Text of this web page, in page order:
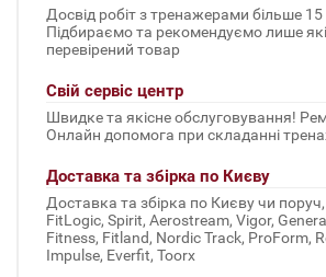
Досвід робіт з тренажерами більше 15
Підбираємо та рекомендуємо лише
перевірений товар
Свій сервіс центр
Швидке та якісне обслуговування!
Онлайн допомога при складанні
Доставка та збірка по Києву
Доставка та збірка по Києву чи
FitLogic, Spirit, Aerostream, Vigor,
Fitness, Fitland, Nordic Track, ProForm,
Impulse, Everfit, Toorx